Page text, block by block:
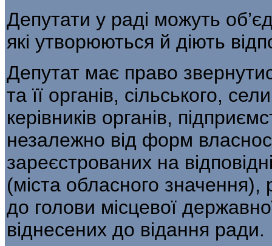
Депутати у раді можуть
які утворюються й діють
Депутат має право
та її органів, сільського,
керівників органів,
незалежно від форм
зареєстрованих на
(міста обласного
до голови місцевої
віднесених до відання ради.